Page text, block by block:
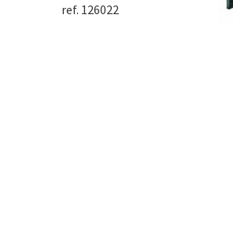
ref. 126022